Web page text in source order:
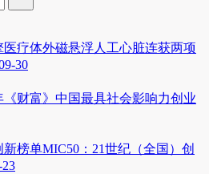
疗体外磁悬浮人工心脏连获两项
30
《财富》中国最具社会影响力创业
榜单MIC50：21世纪（全国）创
23